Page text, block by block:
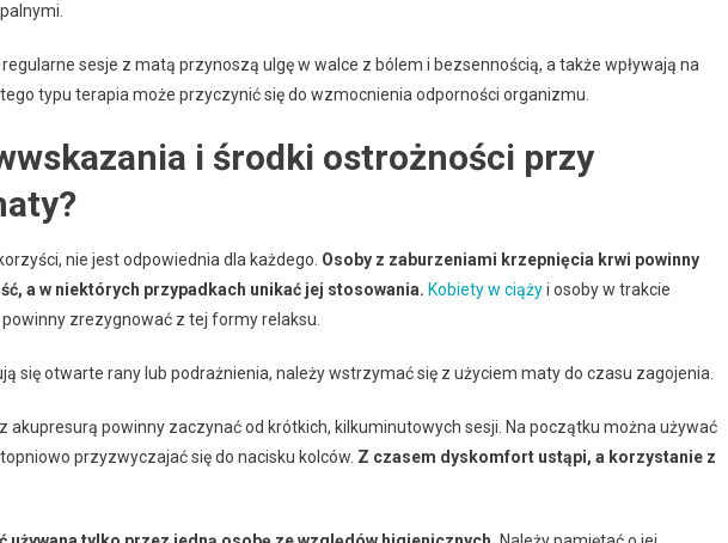
sesje z matą przynoszą ulgę w walce z bólem i bezsennością, a także wpływają na
typu terapia może przyczynić się do wzmocnienia odporności organizmu.
i środki ostrożności przy
nie jest odpowiednia dla każdego. Osoby z zaburzeniami krzepnięcia krwi powinny
a w niektórych przypadkach unikać jej stosowania. Kobiety w ciążyi osoby w trakcie
zrezygnować z tej formy relaksu.
się otwarte rany lub podrażnienia, należy wstrzymać się z użyciem maty do czasu zagojenia.
akupresurą powinny zaczynać od krótkich, kilkuminutowych sesji. Na początku można używać
przyzwyczajać się do nacisku kolców. Z czasem dyskomfort ustąpi, a korzystanie z